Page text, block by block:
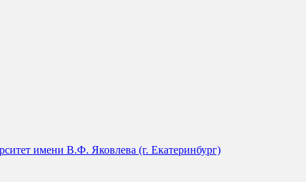
имени В.Ф. Яковлева (г. Екатеринбург)